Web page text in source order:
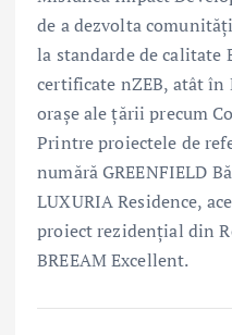
de a dezvolta
la standarde de calitate
certificate nZEB, atât
orașe ale țării precum
Printre proiectele de
numără GREENFIELD
LUXURIA Residence,
proiect rezidențial din
BREEAM Excellent.